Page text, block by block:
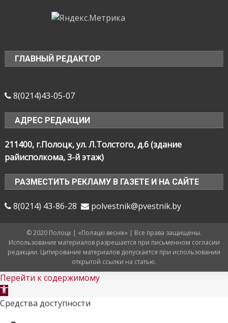
ГЛАВНЫЙ РЕДАКТОР
8(0214)43-05-07
АДРЕС РЕДАКЦИИ
211400, г.Полоцк, ул. Л.Толстого, д.6 (здание
райисполкома, 3-й этаж)
РАЗМЕСТИТЬ РЕКЛАМУ В ГАЗЕТЕ И НА САЙТЕ
8(0214) 43-86-28 polvestnik@pvestnik.by
© 2020 Полоцк | «Полацкі веснік» | Все права защищены.
Использование материалов разрешается при письменном согласии
редакции. Цитирование материалов допускается при использовании
открытой ссылки на статью.
Перейти к содержимому
Открыть
панель
Средства доступности